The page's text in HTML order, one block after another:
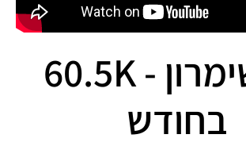
בר שימרון - 60.5K
בחודש